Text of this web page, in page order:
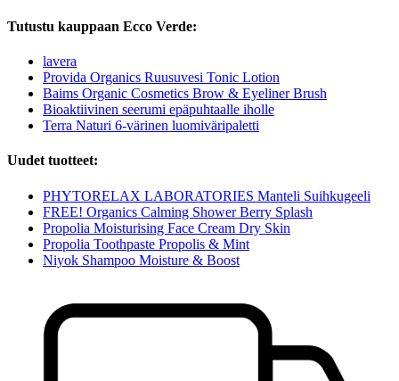
Tutustu kauppaan Ecco Verde:
lavera
Provida Organics Ruusuvesi Tonic Lotion
Baims Organic Cosmetics Brow & Eyeliner Brush
Bioaktiivinen seerumi epäpuhtaalle iholle
Terra Naturi 6-värinen luomiväripaletti
Uudet tuotteet:
PHYTORELAX LABORATORIES Manteli Suihkugeeli
FREE! Organics Calming Shower Berry Splash
Propolia Moisturising Face Cream Dry Skin
Propolia Toothpaste Propolis & Mint
Niyok Shampoo Moisture & Boost